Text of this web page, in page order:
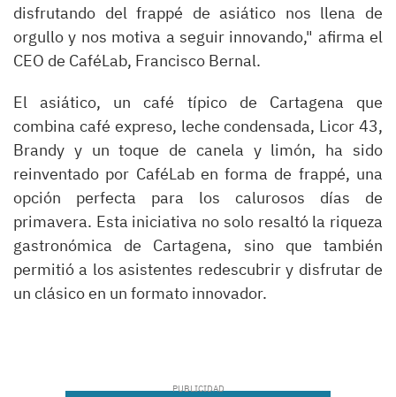
disfrutando del frappé de asiático nos llena de
orgullo y nos motiva a seguir innovando," afirma el
CEO de CaféLab, Francisco Bernal.
El asiático, un café típico de Cartagena que
combina café expreso, leche condensada, Licor 43,
Brandy y un toque de canela y limón, ha sido
reinventado por CaféLab en forma de frappé, una
opción perfecta para los calurosos días de
primavera. Esta iniciativa no solo resaltó la riqueza
gastronómica de Cartagena, sino que también
permitió a los asistentes redescubrir y disfrutar de
un clásico en un formato innovador.